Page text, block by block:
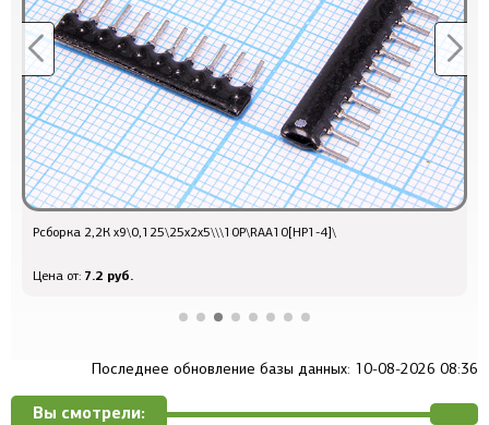
Рсборка 2,2К x9\0,125\25x2x5\\\10P\RAA10[НР1-4]\
Цена от: 7.2 руб.
Последнее обновление базы данных: 10-08-2026 08:36
Вы смотрели: